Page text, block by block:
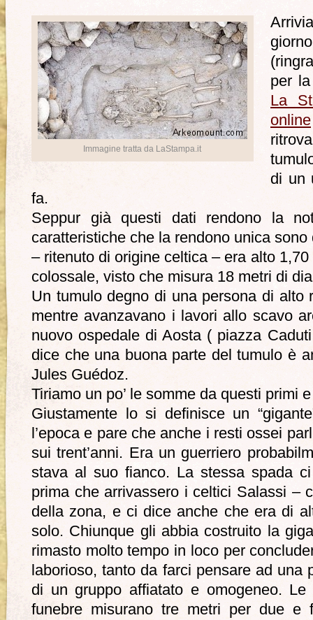
Immagine tratta da LaStampa.it
per
La
online
di un
fa.
Seppur già questi dati rendono la
caratteristiche che la rendono unica sono
– ritenuto di origine celtica – era alto
colossale, visto che misura 18 metri di
Un tumulo degno di una persona di alto
mentre avanzavano i lavori allo scavo
nuovo ospedale di Aosta ( piazza
dice che una buona parte del tumulo è
Jules Guédoz.
Tiriamo un po’ le somme da questi primi
Giustamente lo si definisce un
l’epoca e pare che anche i resti ossei
sui trent’anni. Era un guerriero
stava al suo fianco. La stessa spada
prima che arrivassero i celtici Salassi –
della zona, e ci dice anche che era di
solo. Chiunque gli abbia costruito la
rimasto molto tempo in loco per
laborioso, tanto da farci pensare ad una
di un gruppo affiatato e omogeneo.
funebre misurano tre metri per due